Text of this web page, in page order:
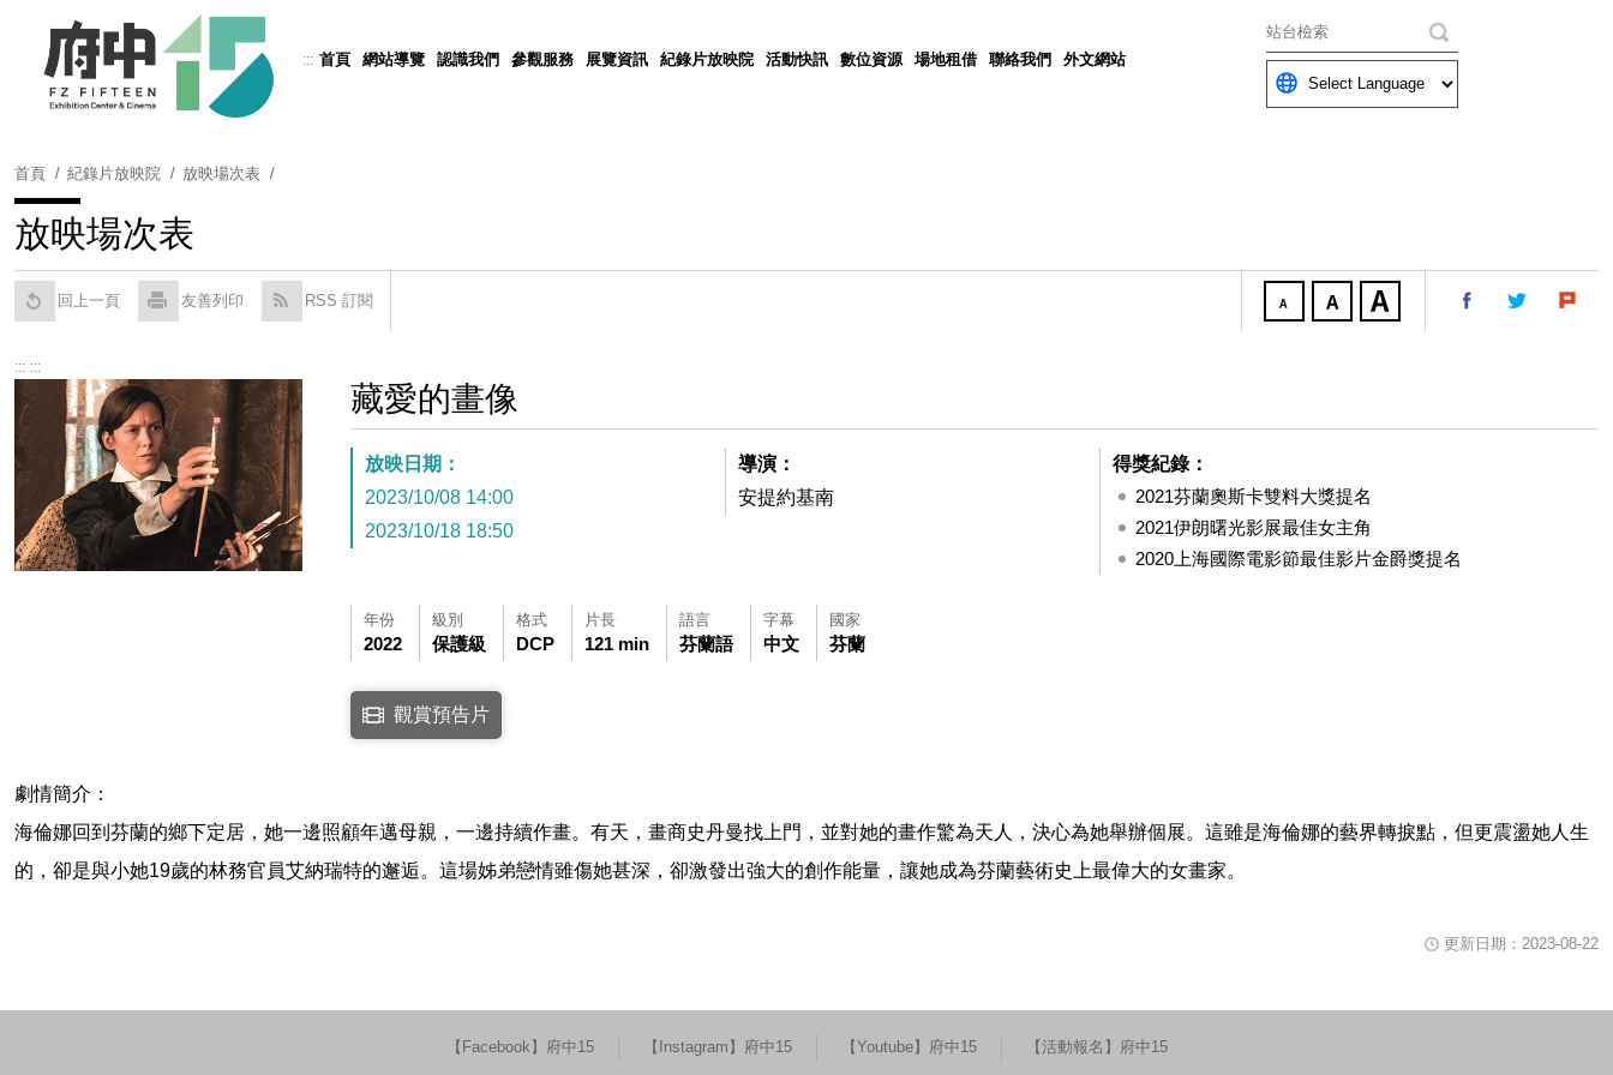
::: 首頁 網站導覽 認識我們 參觀服務 展覽資訊 紀錄片放映院 活動快訊 數位資源 場地租借 聯絡我們 外文網站
關鍵字
Powered by Translate
首頁 紀錄片放映院 放映場次表
放映場次表
回上一頁 友善列印 RSS 訂閱
::: :::
藏愛的畫像
放映日期：
2023/10/08 14:00
2023/10/18 18:50
導演：
安提約基南
得獎紀錄：
2021芬蘭奧斯卡雙料大獎提名
2021伊朗曙光影展最佳女主角
2020上海國際電影節最佳影片金爵獎提名
年份
2022
級別
保護級
格式
DCP
片長
121 min
語言
芬蘭語
字幕
中文
國家
芬蘭
點擊下列連結開啟視窗後，可使用鍵盤Tab鍵移至影片中央播放鍵，再按鍵盤Enter鍵播放影片，影片播放時可用鍵盤空白鍵暫停或重新播放影片，關閉視窗請使用鍵盤Tab鍵
連結至Youtube網站觀看此影片(開新視窗)
觀賞預告片
劇情簡介：
海倫娜回到芬蘭的鄉下定居，她一邊照顧年邁母親，一邊持續作畫。有天，畫商史丹曼找上門，並對她的畫作驚為天人，決心為她舉辦個展。這雖是海倫娜的藝界轉捩點，但更震盪她人生
的，卻是與小她19歲的林務官員艾納瑞特的邂逅。這場姊弟戀情雖傷她甚深，卻激發出強大的創作能量，讓她成為芬蘭藝術史上最偉大的女畫家。
更新日期：2023-08-22
【Facebook】府中15 【Instagram】府中15 【Youtube】府中15 【活動報名】府中15